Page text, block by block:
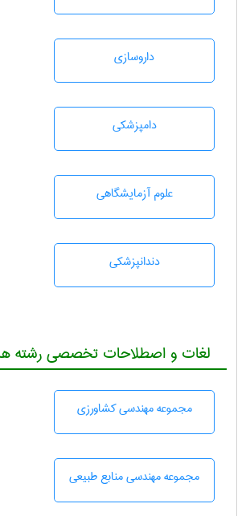
داروسازی
دامپزشكی
علوم آزمايشگاهی
دندانپزشكی
لغات و اصطلاحات تخصصی رشته
مجموعه مهندسی كشاورزی
مجموعه مهندسی منابع طبيعی